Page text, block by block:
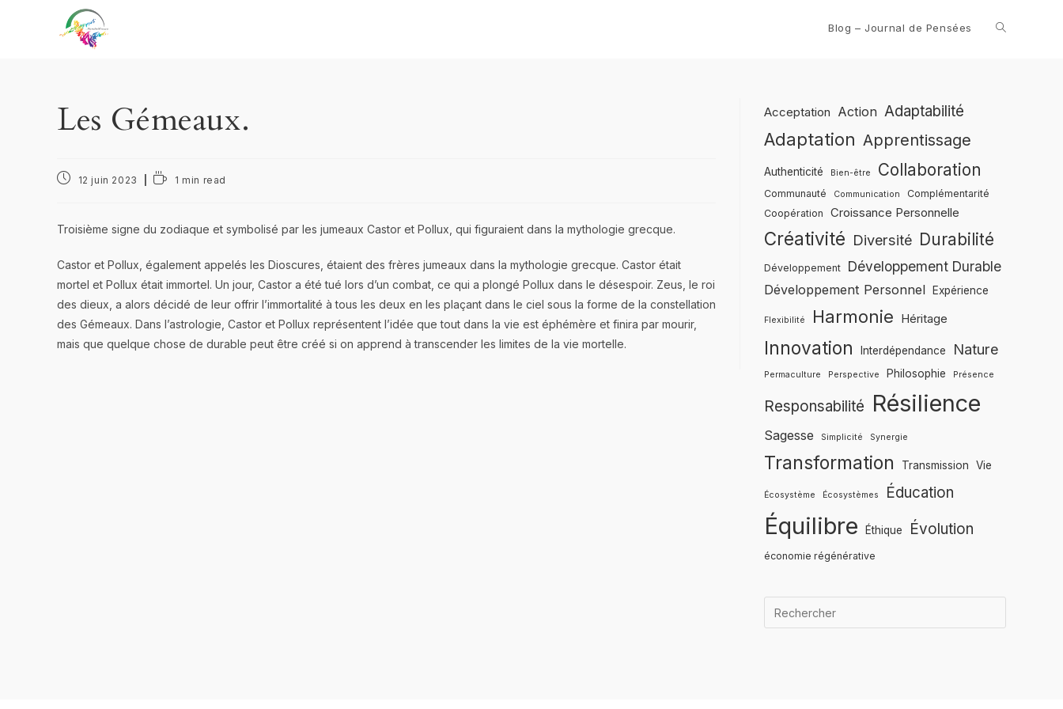
Blog – Journal de Pensées
Les Gémeaux.
12 juin 2023 1 min read
Troisième signe du zodiaque et symbolisé par les jumeaux Castor et Pollux, qui figuraient dans la mythologie grecque.
Castor et Pollux, également appelés les Dioscures, étaient des frères jumeaux dans la mythologie grecque. Castor était
mortel et Pollux était immortel. Un jour, Castor a été tué lors d’un combat, ce qui a plongé Pollux dans le désespoir. Zeus, le roi
des dieux, a alors décidé de leur offrir l’immortalité à tous les deux en les plaçant dans le ciel sous la forme de la constellation
des Gémeaux. Dans l’astrologie, Castor et Pollux représentent l’idée que tout dans la vie est éphémère et finira par mourir,
mais que quelque chose de durable peut être créé si on apprend à transcender les limites de la vie mortelle.
Acceptation Action Adaptabilité
Adaptation Apprentissage
Authenticité Bien-être Collaboration
Communauté Communication
Complémentarité
Coopération
Croissance Personnelle
Créativité Diversité Durabilité
Développement Développement Durable
Développement Personnel Expérience
Flexibilité Harmonie Héritage
Innovation Interdépendance Nature
Permaculture Perspective Philosophie Présence
Responsabilité Résilience
Sagesse Simplicité Synergie
Transformation Transmission Vie
Écosystème Écosystèmes Éducation
Équilibre Éthique Évolution
économie régénérative